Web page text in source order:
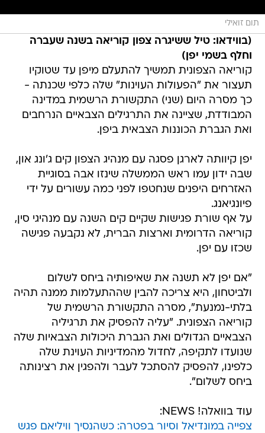
תום זואילי
(בווידאו: טיל ששיגרה צפון קוריאה בשנה שעברה
וחלף בשמי יפן)
קוריאה הצפונית תמשיך להתעלם מיפן עד שטוקיו
תעצור את "הפעולות העוינות" שלה כלפי שכנתה -
כך מסרה היום (שני) התקשורת הרשמית במדינה
המבודדת, שציינה את התרגילים הצבאיים הנרחבים
ואת הגברת הכוננות הצבאית ביפן.
יפן קיוותה לארגן פסגה עם מנהיג הצפון קים ג'ונג און,
שבה ידון עמו ראש הממשלה שינזו אבה בסוגיית
האזרחים היפנים שנחטפו לפני כמה עשורים על ידי
פיונגיאנג.
על אף שורת פגישות שקיים קים השנה עם מנהיגי סין,
קוריאה הדרומית וארצות הברית, לא נקבעה פגישה
שכזו עם יפן.
"אם יפן לא תשנה את שאיפותיה ביחס לשלום
ולביטחון, היא צריכה להבין שההתעלמות ממנה תהיה
בלתי-נמנעת", מסרה התקשורת הרשמית של
קוריאה הצפונית. "עליה להפסיק את תרגיליה
הצבאיים הגדולים ואת הגברת היכולות הצבאיות שלה
שנועדו לתקיפה, לחדול מהמדיניות העוינת שלה
כלפינו, להפסיק להסתכל לעבר ולהפגין את רצינותה
ביחס לשלום".
עוד בוואלה! NEWS:
צפייה במונדיאל וסיור בפטרה: כשהנסיך וויליאם פגש